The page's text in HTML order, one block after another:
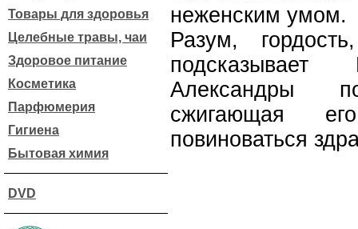
Товары для здоровья
Целебные травы, чаи
Здоровое питание
Косметика
Парфюмерия
Гигиена
Бытовая химия
DVD
неженским умом.
Разум,
Александры
сжигающая
повиноваться